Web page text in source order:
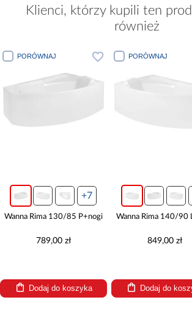
Klienci, którzy kupili ten
również
PORÓWNAJ
+7
Wanna Rima 130/85 P+nogi
789,00 zł
Dodaj do koszyka
PORÓWNAJ
Wanna Rima 140/90
849,00 zł
Dodaj do